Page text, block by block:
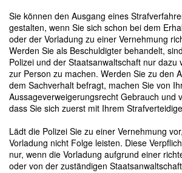
Sie können den Ausgang eines
gestalten, wenn Sie sich schon bei dem
oder der Vorladung zu einer Vernehmung
Werden Sie als Beschuldigter behandelt,
Polizei und der Staatsanwaltschaft nur dazu
zur Person zu machen. Werden Sie zu den
dem Sachverhalt befragt, machen Sie von
Aussageverweigerungsrecht Gebrauch und
dass Sie sich zuerst mit Ihrem
Lädt die Polizei Sie zu einer Vernehmung
Vorladung nicht Folge leisten. Diese
nur, wenn die Vorladung aufgrund einer
oder von der zuständigen